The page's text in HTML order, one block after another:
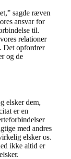
sagde ræven
ansvar for
til.
relationer
Det opfordrer
og de
elsker dem,
er en
med andres
elsker os.
ikke altid er